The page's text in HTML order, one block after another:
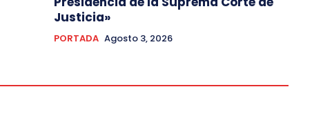
Justicia»
PORTADA Agosto 3, 2026